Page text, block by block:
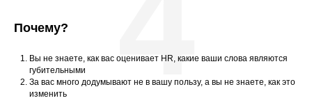
Почему?
Вы не знаете, как вас оценивает HR, какие ваши слова являются
губительными
За вас много додумывают не в вашу пользу, а вы не знаете, как это
изменить